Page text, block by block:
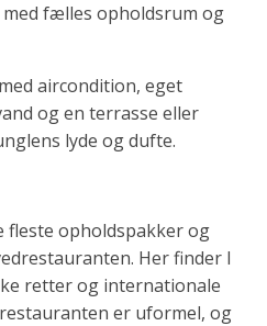
fælles opholdsrum og
aircondition, eget
og en terrasse eller
lyde og dufte.
fleste opholdspakker og
Her finder I
retter og internationale
er uformel, og